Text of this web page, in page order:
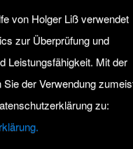
Desktop
Nachhilfe Blog
von Holger Liß verwendet
zur Überprüfung und
Leistungsfähigkeit. Mit der
der Verwendung
zu: